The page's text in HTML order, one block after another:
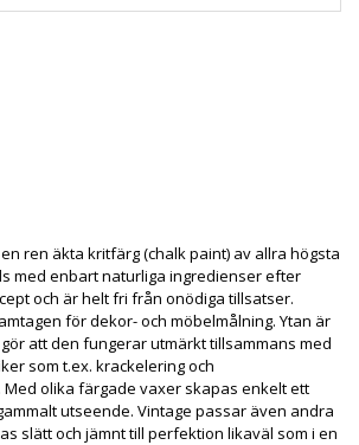
en ren äkta kritfärg (chalk paint) av allra högsta
med enbart naturliga ingredienser efter
och är helt fri från onödiga tillsatser.
för dekor- och möbelmålning. Ytan är
att den fungerar utmärkt tillsammans med
som t.ex. krackelering och
olika färgade vaxer skapas enkelt ett
utseende. Vintage passar även andra
slätt och jämnt till perfektion likaväl som i en